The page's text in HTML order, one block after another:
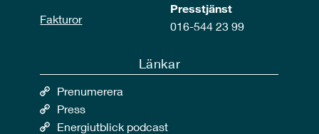
Fakturor
Presstjänst
016-544 23 99
Länkar
Prenumerera
Press
Energiutblick podcast